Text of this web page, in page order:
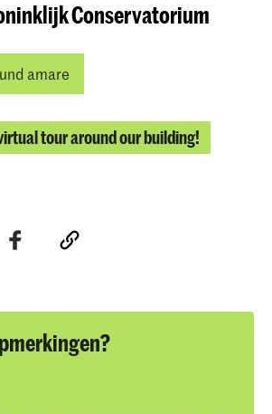
Conservatorium
amare
tour around our building!